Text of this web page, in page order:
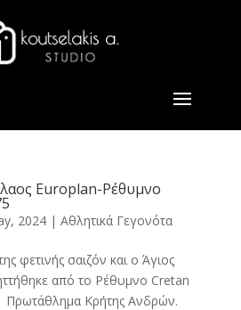
Europlan-Ρέθυμνο
2024| Αθλητικά Γεγονότα
φετινής σαιζόν και ο Άγιος
από το Ρέθυμνο Cretan
Κρήτης Ανδρών.